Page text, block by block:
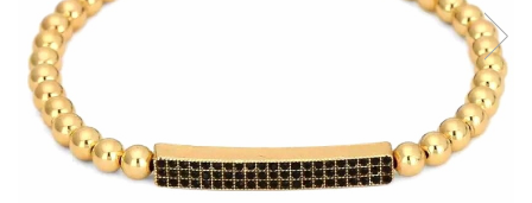
CERCEI
CEASURI DAMA